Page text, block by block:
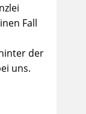
Fall
der
uns.